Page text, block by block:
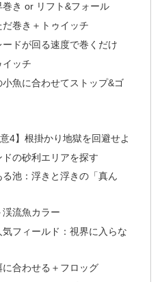
き or リフト&フォール
巻き＋トゥイッチ
ドが回る速度で巻くだけ
イッチ
魚に合わせてストップ&ゴ
4】根掛かり地獄を回避せよ
の砂利エリアを探す
池：浮きと浮きの「真ん
流魚カラー
フィールド：視界に入らな
合わせる＋フロッグ